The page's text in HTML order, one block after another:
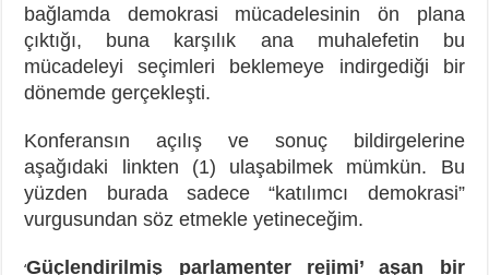
bağlamda demokrasi mücadelesinin ön plana
çıktığı, buna karşılık ana muhalefetin bu
mücadeleyi seçimleri beklemeye indirgediği bir
dönemde gerçekleşti.
Konferansın açılış ve sonuç bildirgelerine
aşağıdaki linkten (1) ulaşabilmek mümkün. Bu
yüzden burada sadece “katılımcı demokrasi”
vurgusundan söz etmekle yetineceğim.
‘Güçlendirilmiş parlamenter rejimi’ aşan bir